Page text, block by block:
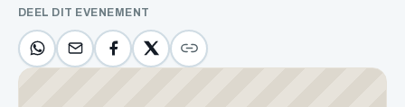
DEEL DIT EVENEMENT